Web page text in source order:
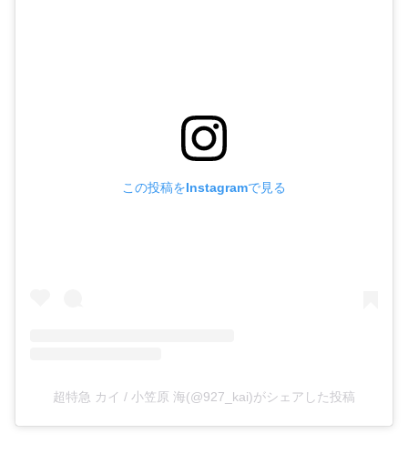
この投稿をInstagramで見る
超特急 カイ / 小笠原 海(@927_kai)がシェアした投稿